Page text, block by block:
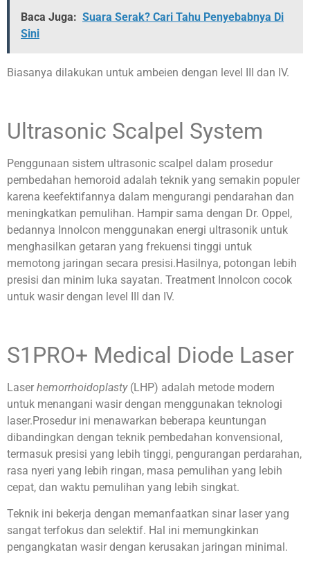
Baca Juga: Suara Serak? Cari Tahu Penyebabnya Di
Sini
Biasanya dilakukan untuk ambeien dengan level III dan IV.
Ultrasonic Scalpel System
Penggunaan sistem ultrasonic scalpel dalam prosedur
pembedahan hemoroid adalah teknik yang semakin populer
karena keefektifannya dalam mengurangi pendarahan dan
meningkatkan pemulihan. Hampir sama dengan Dr. Oppel,
bedannya Innolcon menggunakan energi ultrasonik untuk
menghasilkan getaran yang frekuensi tinggi untuk
memotong jaringan secara presisi.Hasilnya, potongan lebih
presisi dan minim luka sayatan. Treatment Innolcon cocok
untuk wasir dengan level III dan IV.
S1PRO+ Medical Diode Laser
Laser hemorrhoidoplasty(LHP) adalah metode modern
untuk menangani wasir dengan menggunakan teknologi
laser.Prosedur ini menawarkan beberapa keuntungan
dibandingkan dengan teknik pembedahan konvensional,
termasuk presisi yang lebih tinggi, pengurangan perdarahan,
rasa nyeri yang lebih ringan, masa pemulihan yang lebih
cepat, dan waktu pemulihan yang lebih singkat.
Teknik ini bekerja dengan memanfaatkan sinar laser yang
sangat terfokus dan selektif. Hal ini memungkinkan
pengangkatan wasir dengan kerusakan jaringan minimal.